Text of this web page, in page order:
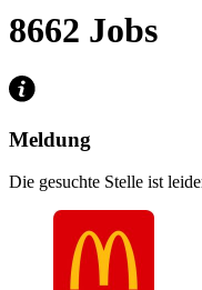
8662 Jobs
Meldung
Die gesuchte Stelle ist